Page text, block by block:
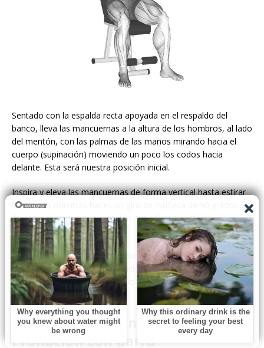
Sentado con la espalda recta apoyada en el respaldo del
banco, lleva las mancuernas a la altura de los hombros, al lado
del mentón, con las palmas de las manos mirando hacia el
cuerpo (supinación) moviendo un poco los codos hacia
delante. Esta será nuestra posición inicial.
Inspira y eleva las mancuernas de forma vertical hasta estirar
los brazos mientras haces un giro de muñeca de 90 grados
dejando el agarre en pronación (las palmas de la mano
mirando hacia al frente).
Una vez estirados los brazos con una pequeña flexión
volvemos a bajar hasta la posición inicial. El ejercicio tiene que
ser continuo, realizando un solo movimiento tanto para la
subida como para la bajada.
3 – Elevación Frontal Declinada en
Pronación con Barra